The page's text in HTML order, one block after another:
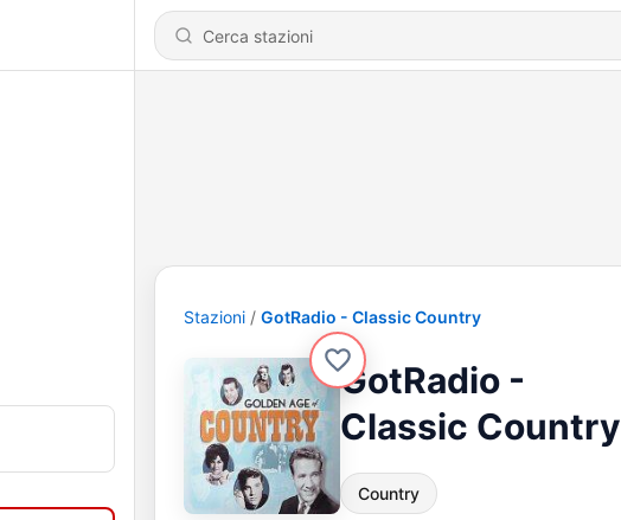
Stazioni GotRadio - Classic Country
GotRadio -
Classic Country
Country